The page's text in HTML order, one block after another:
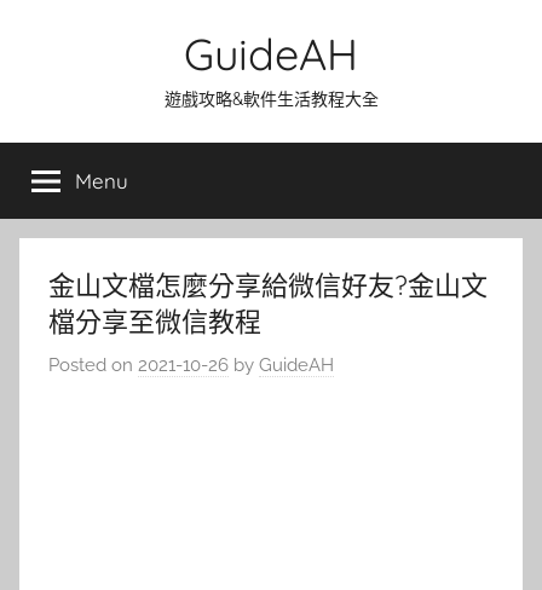
GuideAH
遊戲攻略&軟件生活教程大全
Menu
金山文檔怎麼分享給微信好友?金山文
檔分享至微信教程
Posted on 2021-10-26 by GuideAH